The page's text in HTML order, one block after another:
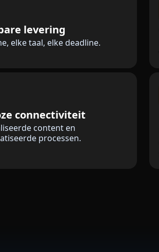
levering
elke taal, elke deadline.
connectiviteit
content en
processen.